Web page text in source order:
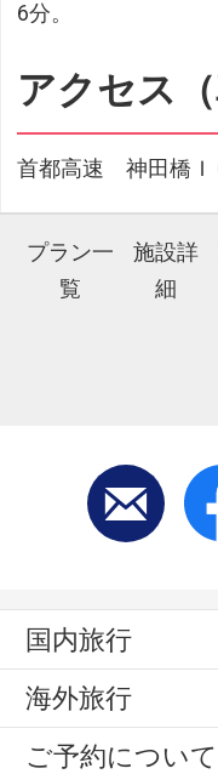
6分。
アクセス（
首都高速 神田橋Ｉ
プラン一
覧
施設詳
細
国内旅行
海外旅行
ご予約について